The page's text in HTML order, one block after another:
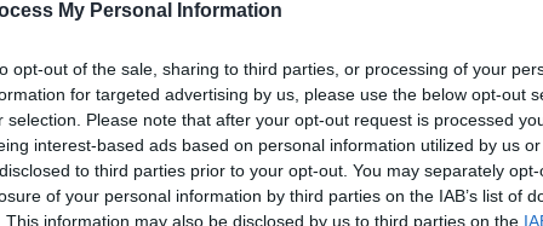
My Personal Information
opt-out of the sale, sharing to third parties, or processing of your
for targeted advertising by us, please use the below opt-out
selection. Please note that after your opt-out request is processed
interest-based ads based on personal information utilized by us
to third parties prior to your opt-out. You may separately
of your personal information by third parties on the IAB’s list of
This information may also be disclosed by us to third parties on the
πρώτη φορά το 1967, έγινε γραμματέας
Επαφές με τη Βουλή το 1971, της
1974.
έπαιξε σημαντικό ρόλο υπέρ του
τη στήριξη του κόμματος του
Ερχόμενος σε ρήξη με τον